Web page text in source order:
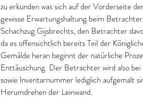
zu erkunden was sich auf der Vorderseite
gewisse Erwartungshaltung beim
Schachzug Gijsbrechts, den Betrachter
da es offensichtlich bereits Teil der
Gemälde heran beginnt der natürliche
Enttäuschung. Der Betrachter wird also bei
sowie Inventarnummer lediglich aufgemalt
Herumdrehen der Leinwand.